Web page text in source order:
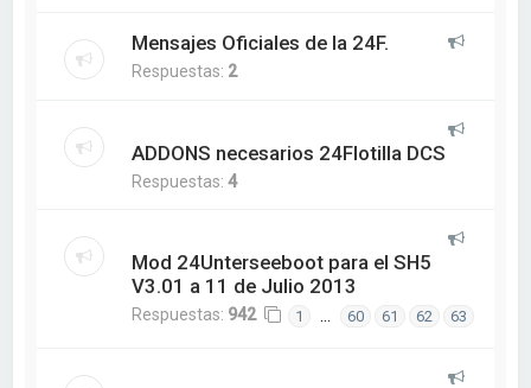
Mensajes Oficiales de la 24F.
Respuestas: 2
ADDONS necesarios 24Flotilla DCS
Respuestas:4
Mod 24Unterseeboot para el SH5
V3.01 a 11 de Julio 2013
Respuestas: 942 1 … 60 61 62 63